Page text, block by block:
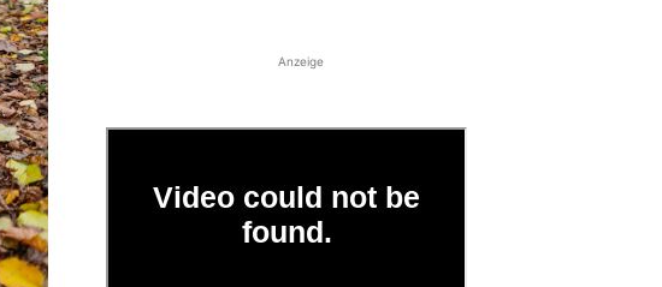
Anzeige